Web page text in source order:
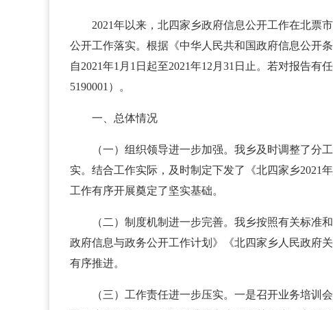
2021年以来，北四家乡政府信息公开工作在北票
公开工作落实。根据《中华人民共和国政府信息公开
自2021年1月1日起至2021年12月31日止。若对报告
5190001）。
一、总体情况
（一）组织领导进一步加强。我乡及时调整了
实。结合工作实际，及时制定下发了《北四家乡2021
工作有序开展奠定了坚实基础。
（二）制度机制进一步完善。我乡按照有关标准
政府信息与政务公开工作计划》《北四家乡人民政府
有序推进。
（三）工作责任进一步压实。一是召开业务培训